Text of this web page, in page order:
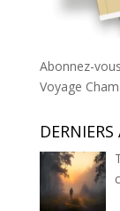
Abonnez-
Voyage
DERNIERS